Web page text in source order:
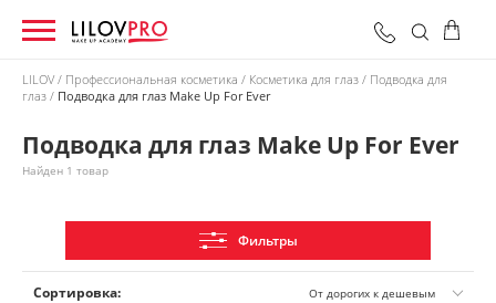
LILOV Профессиональная косметика Косметика для глаз
Подводка для
глаз
Подводка для глаз Make Up For Ever
Подводка для глаз Make Up For Ever
Найден 1 товар
Фильтры
Сортировка: От дорогих к дешевым